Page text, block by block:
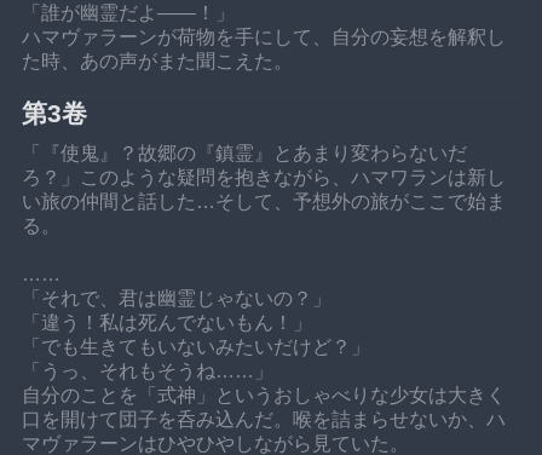
「誰が幽霊だよ——！」
ハマヴァラーンが荷物を手にして、自分の妄想を解釈し
た時、あの声がまた聞こえた。
第3卷
「『使鬼』？故郷の『鎮霊』とあまり変わらないだ
ろ？」このような疑問を抱きながら、ハマワランは新し
い旅の仲間と話した…そして、予想外の旅がここで始ま
る。
……
「それで、君は幽霊じゃないの？」
「違う！私は死んでないもん！」
「でも生きてもいないみたいだけど？」
「うっ、それもそうね……」
自分のことを「式神」というおしゃべりな少女は大きく
口を開けて団子を呑み込んだ。喉を詰まらせないか、ハ
マヴァラーンはひやひやしながら見ていた。